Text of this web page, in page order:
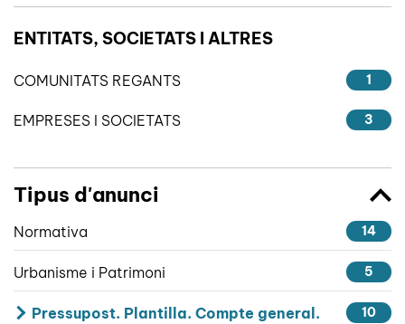
ENTITATS, SOCIETATS I ALTRES
COMUNITATS REGANTS 1
EMPRESES I SOCIETATS 3
Tipus d'anunci
Normativa 14
Urbanisme i Patrimoni 5
Pressupost. Plantilla. Compte general. 10